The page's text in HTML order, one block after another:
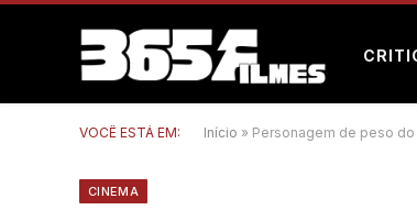
VOCÊ ESTÁ EM: Início » Personagem de peso
CINEMA